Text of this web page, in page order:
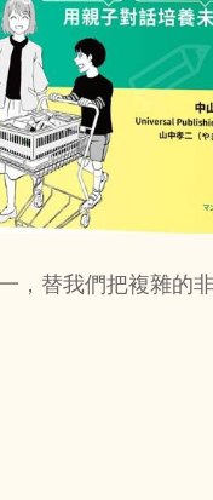
，替我們把複雜的